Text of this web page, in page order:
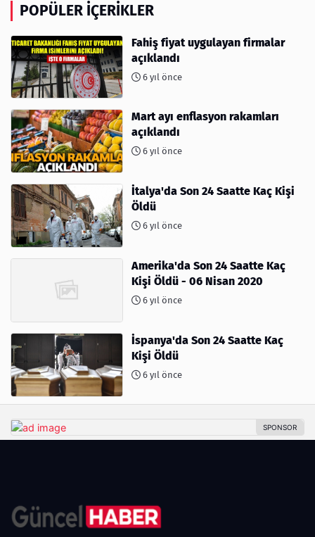
POPÜLER İÇERIKLER
Fahiş fiyat uygulayan firmalar
açıklandı
6 yıl önce
Mart ayı enflasyon rakamları
açıklandı
6 yıl önce
İtalya'da Son 24 Saatte Kaç Kişi
Öldü
6 yıl önce
Amerika'da Son 24 Saatte Kaç
Kişi Öldü - 06 Nisan 2020
6 yıl önce
İspanya'da Son 24 Saatte Kaç
Kişi Öldü
6 yıl önce